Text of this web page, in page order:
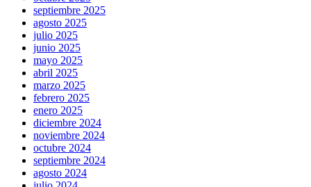
septiembre 2025
agosto 2025
julio 2025
junio 2025
mayo 2025
abril 2025
marzo 2025
febrero 2025
enero 2025
diciembre 2024
noviembre 2024
octubre 2024
septiembre 2024
agosto 2024